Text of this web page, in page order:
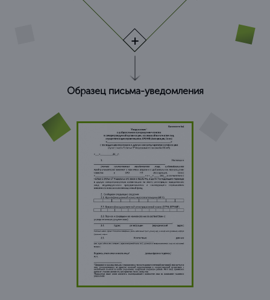
Образец письма-уведомления